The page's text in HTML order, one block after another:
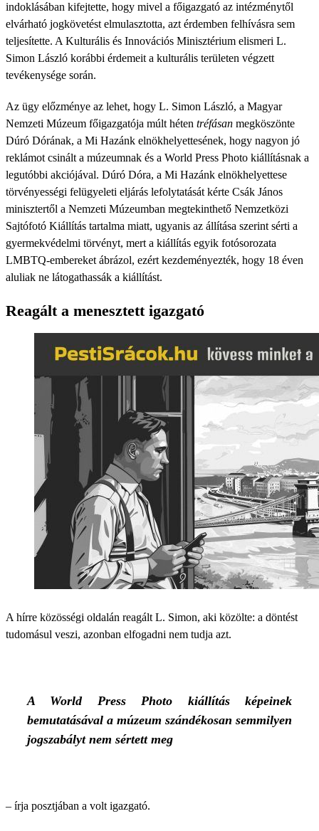
indoklásában kifejtette, hogy mivel a főigazgató az intézménytől
elvárható jogkövetést elmulasztotta, azt érdemben felhívásra sem
teljesítette. A Kulturális és Innovációs Minisztérium elismeri L.
Simon László korábbi érdemeit a kulturális területen végzett
tevékenysége során.
Az ügy előzménye az lehet, hogy L. Simon László, a Magyar
Nemzeti Múzeum főigazgatója múlt héten tréfásan megköszönte
Dúró Dórának, a Mi Hazánk elnökhelyettesének, hogy nagyon jó
reklámot csinált a múzeumnak és a World Press Photo kiállításnak a
legutóbbi akciójával. Dúró Dóra, a Mi Hazánk elnökhelyettese
törvényességi felügyeleti eljárás lefolytatását kérte Csák János
minisztertől a Nemzeti Múzeumban megtekinthető Nemzetközi
Sajtófotó Kiállítás tartalma miatt, ugyanis az állítása szerint sérti a
gyermekvédelmi törvényt, mert a kiállítás egyik fotósorozata
LMBTQ-embereket ábrázol, ezért kezdeményezték, hogy 18 éven
aluliak ne látogathassák a kiállítást.
Reagált a menesztett igazgató
A hírre közösségi oldalán reagált L. Simon, aki közölte: a döntést
tudomásul veszi, azonban elfogadni nem tudja azt.
A World Press Photo kiállítás képeinek
bemutatásával a múzeum szándékosan semmilyen
jogszabályt nem sértett meg
– írja posztjában a volt igazgató.